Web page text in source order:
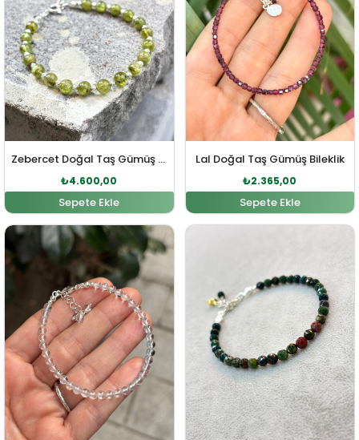
Zebercet Doğal Taş Gümüş Bileklik
₺4.600,00
Sepete Ekle
Lal Doğal Taş Gümüş Bileklik
₺2.365,00
Sepete Ekle
Orijinal fiyat: ₺4.337,00.Şu andaki fiyat: ₺3.943,00. Orijinal fiyat:Şu andaki